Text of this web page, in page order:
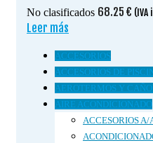
No clasificados 68.25 € (IVA
Leer más
ACCESORIOS
ACCESORIOS DE
AEROTERMOS Y
AIRE ACONDICIONADO
ACCESORIOS A/